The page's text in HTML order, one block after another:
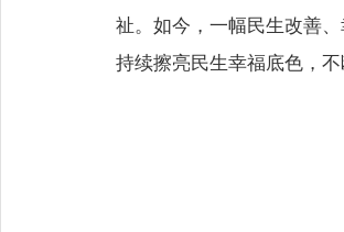
祉。如今，一幅民生改善
持续擦亮民生幸福底色，